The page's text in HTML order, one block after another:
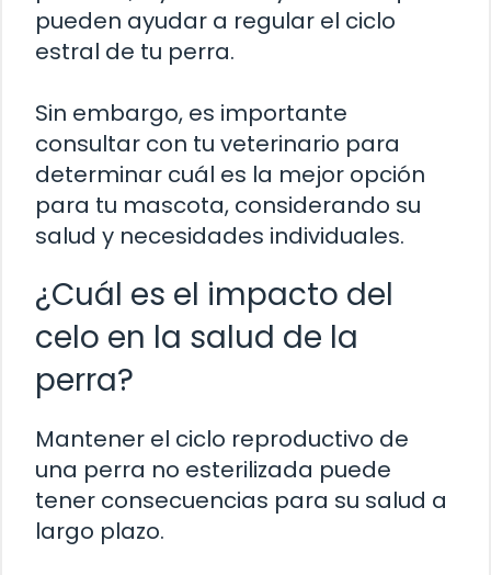
pueden ayudar a regular el ciclo
estral de tu perra.
Sin embargo, es importante
consultar con tu veterinario para
determinar cuál es la mejor opción
para tu mascota, considerando su
salud y necesidades individuales.
¿Cuál es el impacto del
celo en la salud de la
perra?
Mantener el ciclo reproductivo de
una perra no esterilizada puede
tener consecuencias para su salud a
largo plazo.